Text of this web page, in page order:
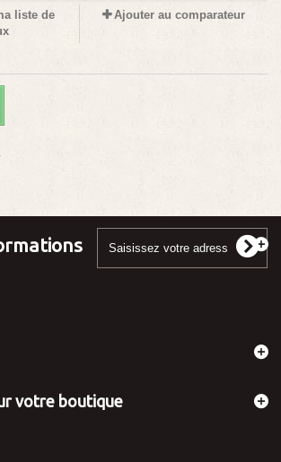
liste de
Ajouter au comparateur
votre boutique